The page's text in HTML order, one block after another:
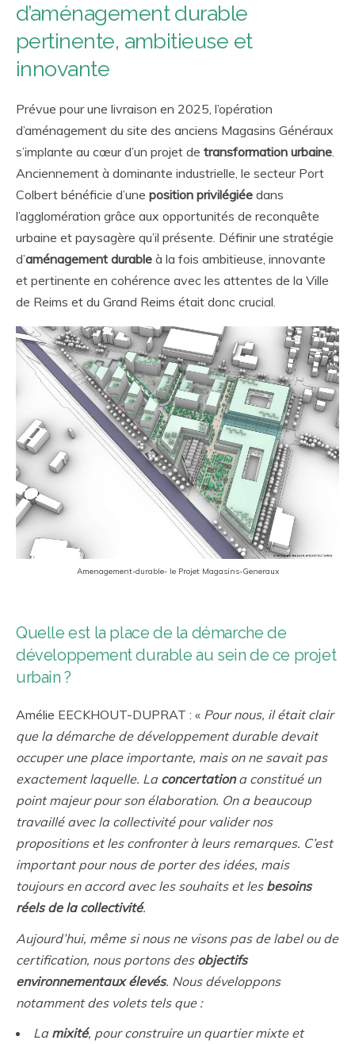
d’aménagement durable
pertinente, ambitieuse et
innovante
Prévue pour une livraison en 2025, l’opération
d’aménagement du site des anciens Magasins Généraux
s’implante au cœur d’un projet de transformation urbaine.
Anciennement à dominante industrielle, le secteur Port
Colbert bénéficie d’une position privilégiée dans
l’agglomération grâce aux opportunités de reconquête
urbaine et paysagère qu’il présente. Définir une stratégie
d’aménagement durable à la fois ambitieuse, innovante
et pertinente en cohérence avec les attentes de la Ville
de Reims et du Grand Reims était donc crucial.
Amenagement-durable- le Projet Magasins-Generaux
Quelle est la place de la démarche de
développement durable au sein de ce projet
urbain ?
Amélie EECKHOUT-DUPRAT : « Pour nous, il était clair
que la démarche de développement durable devait
occuper une place importante, mais on ne savait pas
exactement laquelle. Laconcertationa constitué un
point majeur pour son élaboration. On a beaucoup
travaillé avec la collectivité pour valider nos
propositions et les confronter à leurs remarques. C’est
important pour nous de porter des idées, mais
toujours en accord avec les souhaits et lesbesoins
réels de la collectivité.
Aujourd’hui, même si nous ne visons pas de label ou de
certification, nous portons des objectifs
environnementaux élevés. Nous développons
notamment des volets tels que :
La mixité, pour construire un quartier mixte et